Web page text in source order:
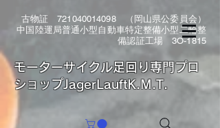
古物証 721040014098（岡山県公委員会）
中国陸運局普通小型自動車特定整備小型二輪整
備認証工場 3O-1815
​モーターサイクル足回り専門プロ
ショップJagerLauftK.M.T.